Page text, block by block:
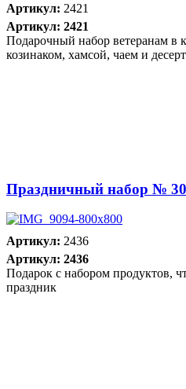
Артикул: 2421
Артикул: 2421
Подарочный набор ветеранам в
козинаком, хамсой, чаем и
Праздничный набор № 30
Артикул: 2436
Артикул: 2436
Подарок с набором продуктов,
праздник